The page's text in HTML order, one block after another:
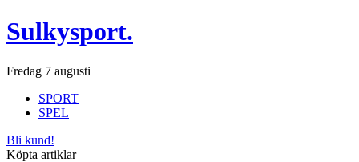
Sulkysport.
Fredag 7 augusti
SPORT
SPEL
Bli kund!
Köpta artiklar